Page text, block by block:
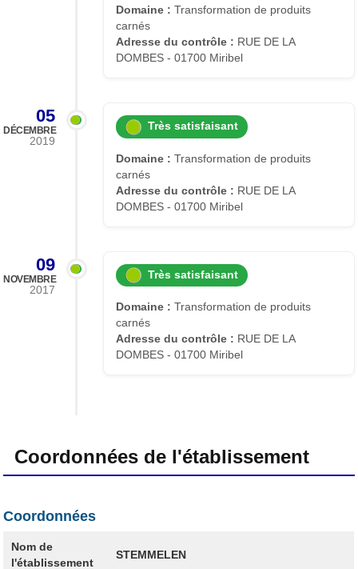
Domaine : Transformation de produits
carnés
Adresse du contrôle : RUE DE LA
DOMBES - 01700 Miribel
05
DÉCEMBRE
2019
Très satisfaisant
Domaine : Transformation de produits
carnés
Adresse du contrôle : RUE DE LA
DOMBES - 01700 Miribel
09
NOVEMBRE
2017
Très satisfaisant
Domaine : Transformation de produits
carnés
Adresse du contrôle : RUE DE LA
DOMBES - 01700 Miribel
Coordonnées de l'établissement
Coordonnées
Nom de
l'établissement
STEMMELEN